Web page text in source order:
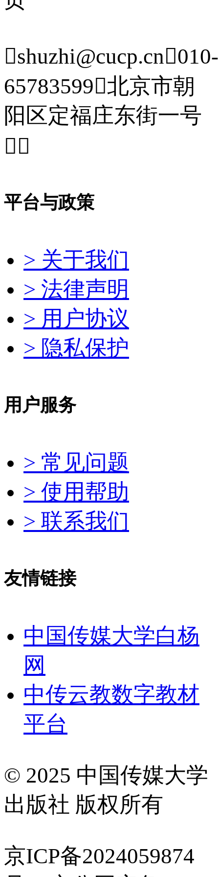
shuzhi@cucp.cn010-
65783599北京市朝
阳区定福庄东街一号

平台与政策
> 关于我们
> 法律声明
> 用户协议
> 隐私保护
用户服务
> 常见问题
> 使用帮助
> 联系我们
友情链接
中国传媒大学白杨
网
中传云教数字教材
平台
© 2025 中国传媒大学
出版社 版权所有
京ICP备2024059874